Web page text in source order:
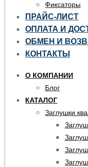
Фиксаторы
ПРАЙС-ЛИСТ
ОПЛАТА И
ОБМЕН И
КОНТАКТЫ
О КОМПАНИИ
Блог
КАТАЛОГ
Заглушки